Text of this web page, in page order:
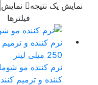
نمایش یک نتیجه
نمایش
فیلترها
نرم کننده مو شوما
کننده و ترمیم کننده